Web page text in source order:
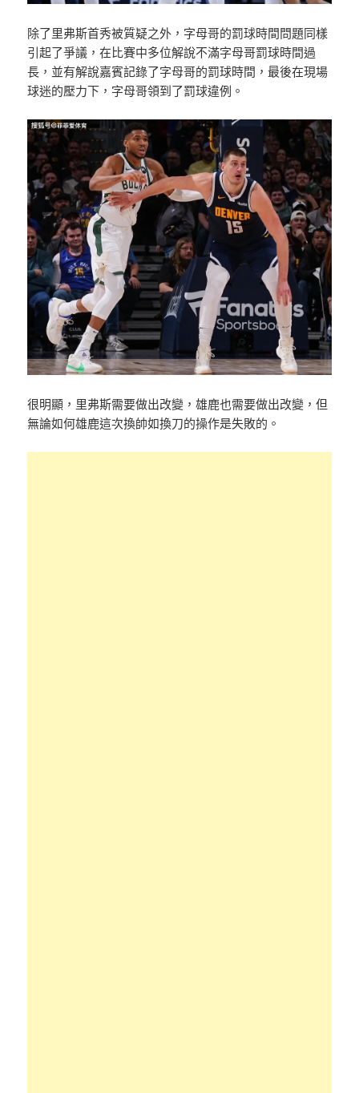
除了里弗斯首秀被質疑之外，字母哥的罰球時間問題同樣
引起了爭議，在比賽中多位解說不滿字母哥罰球時間過
長，並有解說嘉賓記錄了字母哥的罰球時間，最後在現場
球迷的壓力下，字母哥領到了罰球違例。
很明顯，里弗斯需要做出改變，雄鹿也需要做出改變，但
無論如何雄鹿這次換帥如換刀的操作是失敗的。